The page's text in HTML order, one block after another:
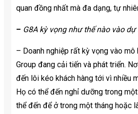
quan đồng nhất mà đa dạng, tự
– G8A kỳ vọng như thế nào vào dự
– Doanh nghiệp rất kỳ vọng vào mô
Group đang cải tiến và phát triển.
đến lôi kéo khách hàng tới vì nhiều
Họ có thể đến nghỉ dưỡng trong
thể đến để ở trong một tháng hoặc